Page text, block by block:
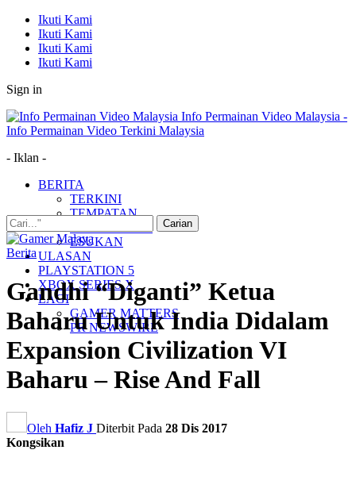
Ikuti Kami
Ikuti Kami
Ikuti Kami
Ikuti Kami
Sign in
Info Permainan Video Malaysia -
Info Permainan Video Terkini Malaysia
- Iklan -
BERITA
TERKINI
TEMPATAN
ESUKAN
ULASAN
PLAYSTATION 5
XBOX SERIES X
LAGI
GAMER MATTERS
PR NEWSWIRE
Berita
Gandhi “Diganti” Ketua
Baharu Untuk India Didalam
Expansion Civilization VI
Baharu – Rise And Fall
Oleh Hafiz J Diterbit Pada 28 Dis 2017
Kongsikan